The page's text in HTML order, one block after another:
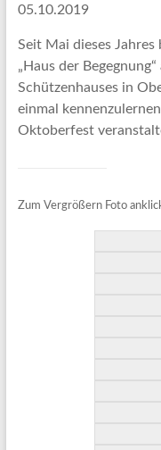
05.10.2019
Seit Mai dieses Jahres
„Haus der
Schützenhauses in
einmal
Oktoberfest
Zum Vergrößern Foto